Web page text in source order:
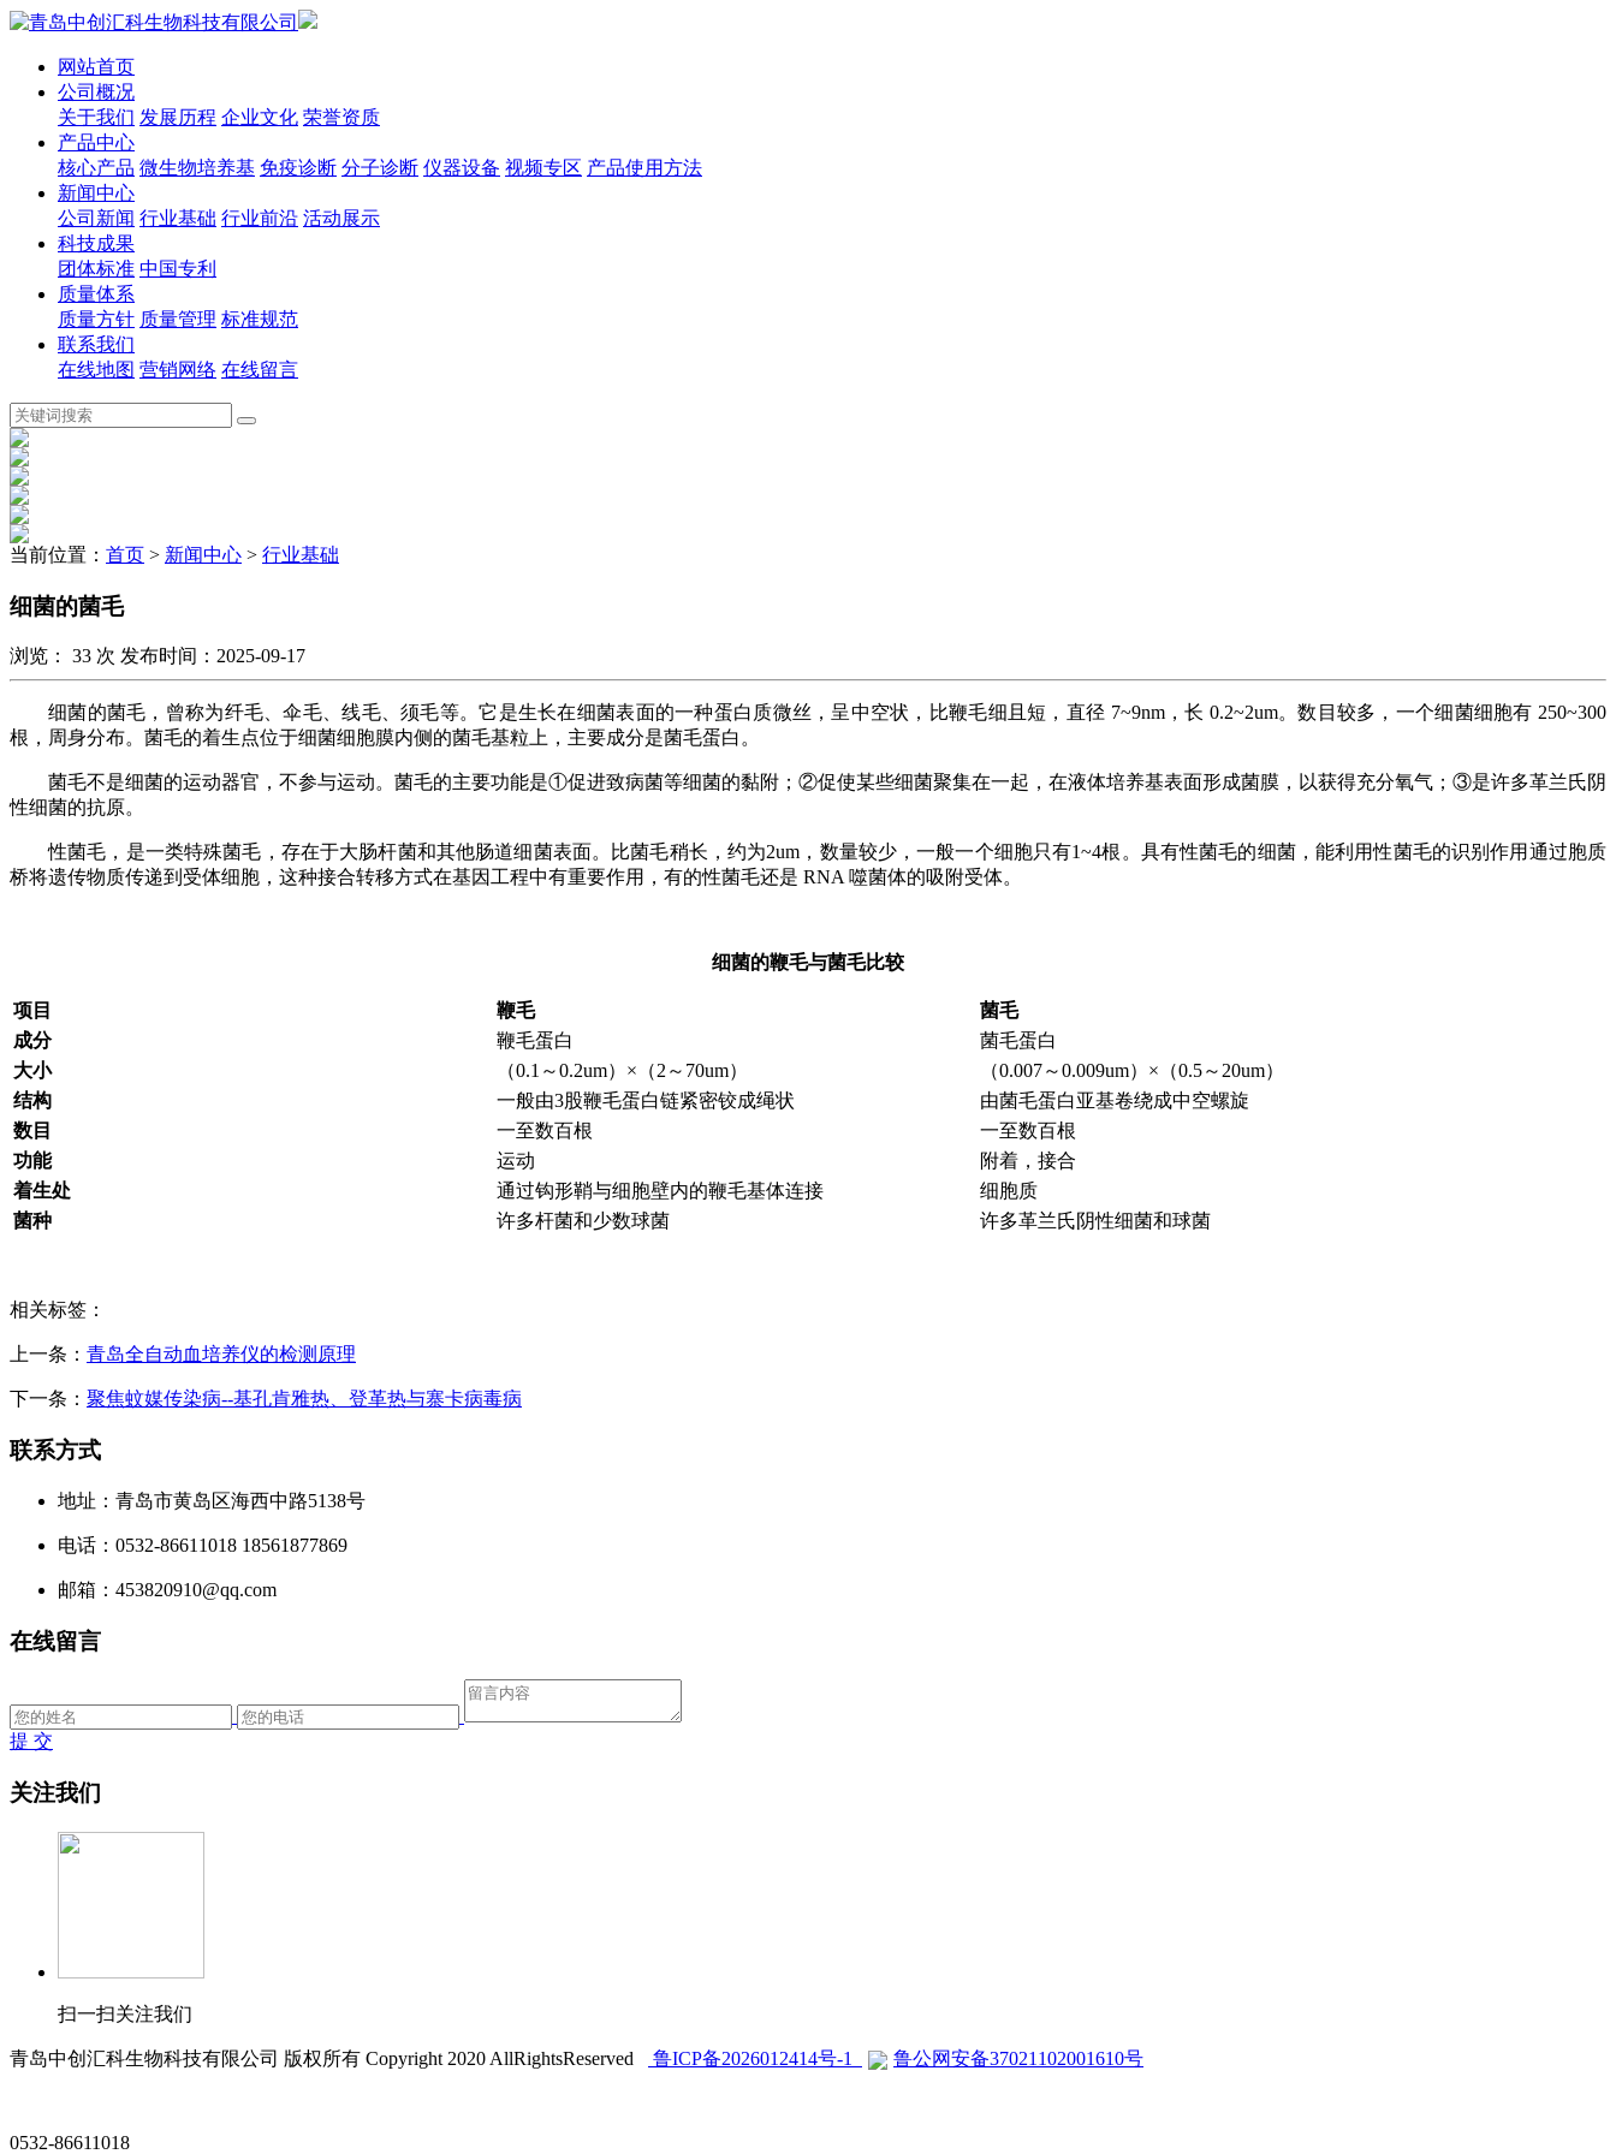
网站首页
公司概况
关于我们 发展历程 企业文化 荣誉资质
产品中心
核心产品 微生物培养基 免疫诊断 分子诊断 仪器设备 视频专区 产品使用方法
新闻中心
公司新闻 行业基础 行业前沿 活动展示
科技成果
团体标准 中国专利
质量体系
质量方针 质量管理 标准规范
联系我们
在线地图 营销网络 在线留言
当前位置： 首页 > 新闻中心 > 行业基础
细菌的菌毛
浏览： 33 次 发布时间：2025-09-17
细菌的菌毛，曾称为纤毛、伞毛、线毛、须毛等。它是生长在细菌表面的一种蛋白质微丝，呈中空状，比鞭毛细且短，直径 7~9nm，长 0.2~2um。数目较多，一个细菌细胞有 250~300
根，周身分布。菌毛的着生点位于细菌细胞膜内侧的菌毛基粒上，主要成分是菌毛蛋白。
菌毛不是细菌的运动器官，不参与运动。 菌毛的主要功能是①促进致病菌等细菌的黏附；②促使某些细菌聚集在一起，在液体培养基表面形成菌膜，以获得充分氧气；③是许多革兰氏阴
性细菌的抗原。
性菌毛，是一类特殊菌毛，存在于大肠杆菌和其他肠道细菌表面。比菌毛稍长，约为2um ，数量较少，一般一个细胞只有1~4根。具有性菌毛的细菌，能利用性菌毛的识别作用通过胞质
桥将遗传物质传递到受体细胞，这种接合转移方式在基因工程中有重要作用，有的性菌毛还是 RNA噬菌体的吸附受体。
细菌的鞭毛与菌毛比较
项目 鞭毛
菌毛
成分
鞭毛蛋白
菌毛蛋白
大小
（0.1～0.2um）×（2～70um） （0.007～0.009um） ×（0.5～20um）
结构
一般由3股鞭毛蛋白链紧密铰成绳状
由菌毛蛋白亚基卷绕成中空螺旋
数目
一至数百根
一至数百根
功能
运动
附着，接合
着生处
通过钩形鞘与细胞壁内的鞭毛基体连接
细胞质
菌种
许多杆菌和少数球菌 许多革兰氏阴性细菌和球菌
相关标签：
上一条： 青岛全自动血培养仪的检测原理
下一条： 聚焦蚊媒传染病--基孔肯雅热、登革热与寨卡病毒病
联系方式
地址：青岛市黄岛区海西中路5138号
电话：0532-86611018 18561877869
邮箱：453820910@qq.com
在线留言
提 交
关注我们
扫一扫关注我们
青岛中创汇科生物科技有限公司 版权所有 Copyright 2020 AllRightsReserved 鲁ICP备2026012414号-1 鲁公网安备37021102001610号
0532-86611018